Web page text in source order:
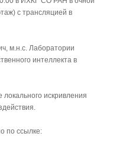
с трансляцией в
м.н.с. Лаборатории
интеллекта в
искривления
по ссылке: